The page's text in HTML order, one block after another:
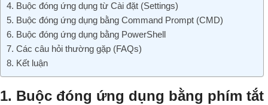
4. Buộc đóng ứng dụng từ Cài đặt (Settings)
5. Buộc đóng ứng dụng bằng Command Prompt (CMD)
6. Buộc đóng ứng dụng bằng PowerShell
7. Các câu hỏi thường gặp (FAQs)
8. Kết luận
1. Buộc đóng ứng dụng bằng phím tắt